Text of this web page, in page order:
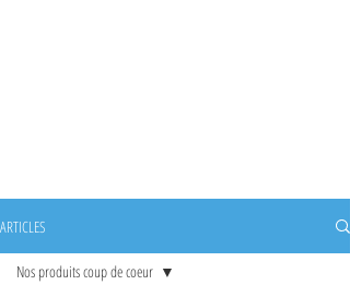
ARTICLES
Nos produits coup de coeur